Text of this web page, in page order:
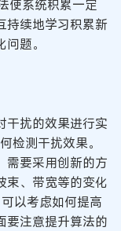
使系统积累一定
持续地学习积累新
题。
干扰的效果进行实
检测干扰效果。
需要采用创新的方
束、带宽等的变化
以考虑如何提高
要注意提升算法的